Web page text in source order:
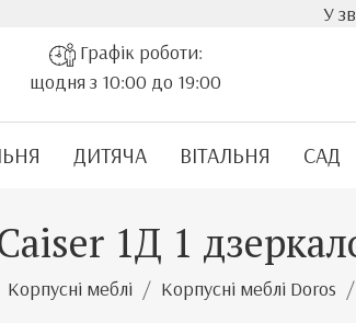
У зв'язку з
Графік роботи:
щодня з 10:00 до 19:00
ДИТЯЧА ВІТАЛЬНЯ САД
1Д 1
Корпусні меблі Корпусні меблі Doros